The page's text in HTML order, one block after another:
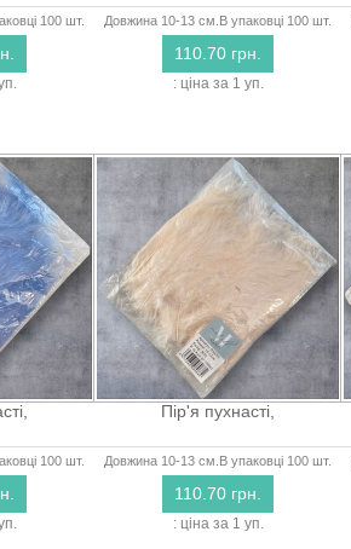
100 шт. Довжина 10-13 см.В упаковці 100 шт.
110.70 грн.
: ціна за 1 уп.
100 шт.
Пір'я пухнасті,
Довжина 10-13 см.В упаковці 100 шт.
110.70 грн.
: ціна за 1 уп.